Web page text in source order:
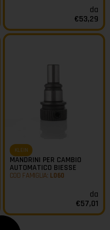
da
€53,29
KLEIN
MANDRINI PER CAMBIO
AUTOMATICO BIESSE
COD FAMIGLIA: L060
da
€57,01